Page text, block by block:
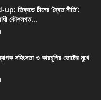
চীনের ‘দ্বৈত নীতি’:
কৌশলগত...
সহিংসতা ও কারচুপির ভোটের মুখে